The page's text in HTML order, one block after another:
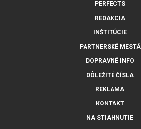
PERFECTS
REDAKCIA
INŠTITÚCIE
PARTNERSKÉ MESTÁ
DOPRAVNÉ INFO
DÔLEŽITÉ ČÍSLA
REKLAMA
KONTAKT
NA STIAHNUTIE